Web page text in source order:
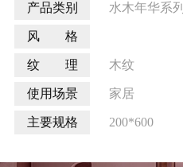
产品类别 水木年华系列
风 格
纹 理 木纹
使用场景 家居
主要规格 200*600